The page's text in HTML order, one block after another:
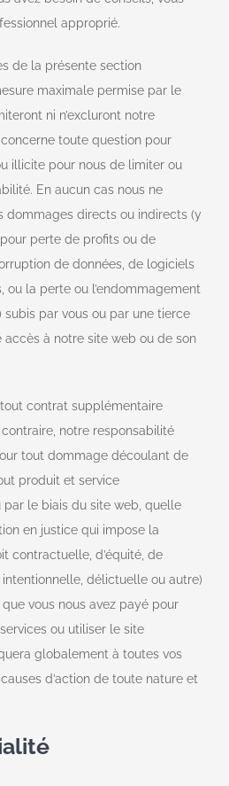
approprié.
de la présente section
maximale permise par le
ni n’excluront notre
toute question pour
illicite pour nous de limiter ou
En aucun cas nous ne
dommages directs ou indirects (y
perte de profits ou de
de données, de logiciels
ou la perte ou l’endommagement
subis par vous ou par une tierce
à notre site web ou de son
contrat supplémentaire
notre responsabilité
tout dommage découlant de
produit et service
le biais du site web, quelle
en justice qui impose la
contractuelle, d’équité, de
délictuelle ou autre)
vous nous avez payé pour
ou utiliser le site
globalement à toutes vos
d’action de toute nature et